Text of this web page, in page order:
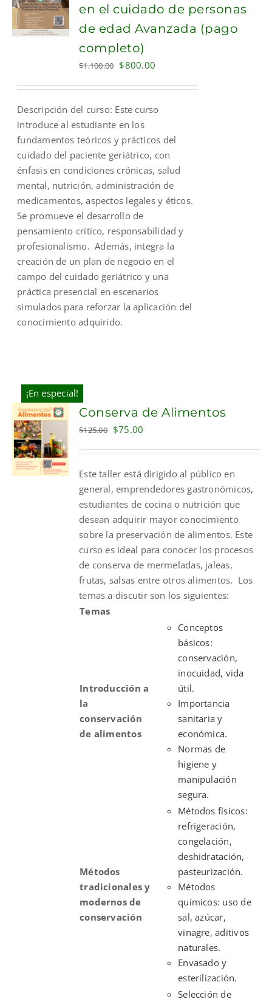
CART
en el cuidado de personas
de edad Avanzada (pago
completo)
$1,100.00 Original
$1,100.00.
$800.00
$800.00.
Descripción del curso: Este curso
introduce al estudiante en los
fundamentos teóricos y prácticos del
cuidado del paciente geriátrico, con
énfasis en condiciones crónicas, salud
mental, nutrición, administración de
medicamentos, aspectos legales y éticos.
Se promueve el desarrollo de
pensamiento crítico, responsabilidad y
profesionalismo. Además, integra la
creación de un plan de negocio en el
campo del cuidado geriátrico y una
práctica presencial en escenarios
simulados para reforzar la aplicación del
conocimiento adquirido.
¡En especial!
ADD TO
CART
Conserva de Alimentos
$125.00 Original
$125.00.
$75.00
$75.00.
Este taller está dirigido al público en
general, emprendedores gastronómicos,
estudiantes de cocina o nutrición que
desean adquirir mayor conocimiento
sobre la preservación de alimentos. Este
curso es ideal para conocer los procesos
de conserva de mermeladas, jaleas,
frutas, salsas entre otros alimentos. Los
temas a discutir son los siguientes:
Temas
Introducción a
la
conservación
de alimentos
Conceptos
básicos:
conservación,
inocuidad, vida
útil.
Importancia
sanitaria y
económica.
Normas de
higiene y
manipulación
segura.
Métodos
tradicionales y
modernos de
conservación
Métodos físicos:
refrigeración,
congelación,
deshidratación,
pasteurización.
Métodos
químicos: uso de
sal, azúcar,
vinagre, aditivos
naturales.
Envasado y
esterilización.
Selección de